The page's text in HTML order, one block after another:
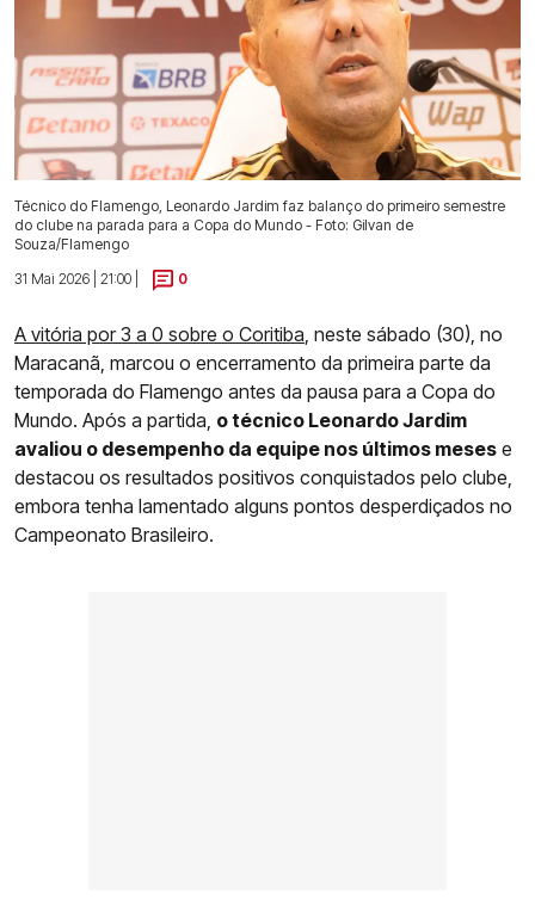
Técnico do Flamengo, Leonardo Jardim faz balanço do primeiro semestre
do clube na parada para a Copa do Mundo - Foto: Gilvan de
Souza/Flamengo
31 Mai 2026 | 21:00 |
0
A vitória por 3 a 0 sobre o Coritiba , neste sábado (30), no
Maracanã, marcou o encerramento da primeira parte da
temporada do Flamengo antes da pausa para a Copa do
Mundo. Após a partida, o técnico Leonardo Jardim
avaliou o desempenho da equipe nos últimos meses e
destacou os resultados positivos conquistados pelo clube,
embora tenha lamentado alguns pontos desperdiçados no
Campeonato Brasileiro.